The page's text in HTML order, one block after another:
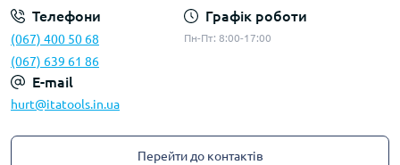
Телефони
(067) 400 50 68
(067) 639 61 86
Графік роботи
Пн-Пт: 8:00-17:00
E-mail
hurt@itatools.in.ua
Перейти до контактів